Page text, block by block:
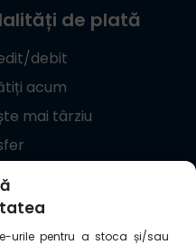
urile pentru a stoca și/sau
de plată
debit
acum
mai târziu
373